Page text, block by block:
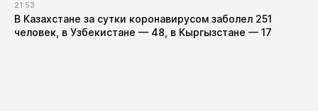
21:53
В Казахстане за сутки коронавирусом заболел 251
человек, в Узбекистане — 48, в Кыргызстане — 17